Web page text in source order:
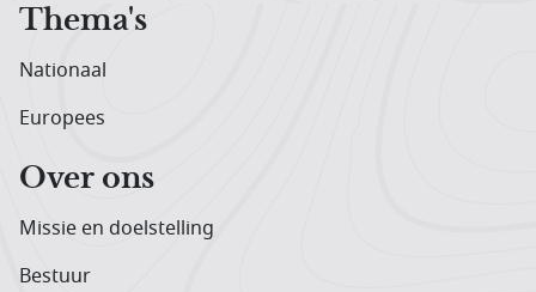
Thema's
Nationaal
Europees
Over ons
Missie en doelstelling
Bestuur